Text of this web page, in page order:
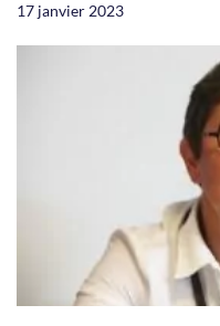
17 janvier 2023